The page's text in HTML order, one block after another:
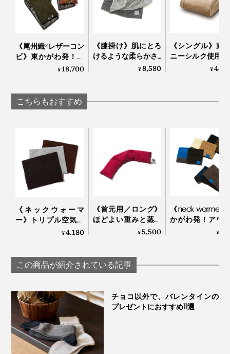
頭からスポンととおすだけで、おしゃれにキマって、冷
既存の「ネイビー×チャコールグレー」加えて、2025年
は「ホワイト×杢グレー」「杢グレー×アクア」「ベージ
《尾州織×レザーコン
ビ》東かがわ発！ス
マホに触れるレザー
¥18,700
《膝掛け》肌にとろ
けるような柔らかさ…
コットンだから一年
¥8,580
《シングル》家
ニーシルク使用、
毛の匠”が磨き
¥
こちらもおすすめ
《ネックウォーマ
ー》トリプル空気層
で冷気をブロックす
寒がり屋さん
¥4,180
《首元用／ロング》
ほどよい重みと蒸気
で、じんわり気持ち
が見つけた伝統的ヒ
ーリング「チェリー
INATURA イナチュラ
¥5,500
《neck warmer
かがわ発！アウ
アにも、通勤に
¥
この商品が紹介されている記事
チョコ以外で、バレンタインの
プレゼントにおすすめ11選